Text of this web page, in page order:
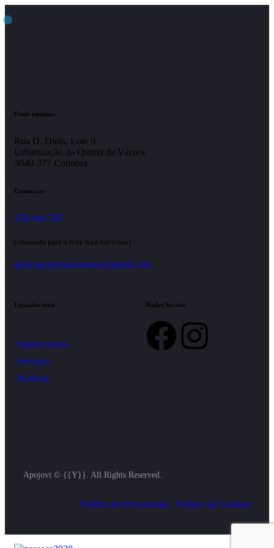
Onde estamos
Rua D. Dinis, Lote 9
Urbanização da Quinta da Várzea
3040-377 Coimbra
Contactos
239 444 783
(chamada para a rede fixa nacional)
geral.apojoviaposenior@gmail.com
Ligações úteis
Quem somos
Serviços
Notícias
Redes Sociais
Apojovi © {{Y}}. All Rights Reserved.
Política de Privacidade Política de Cookies